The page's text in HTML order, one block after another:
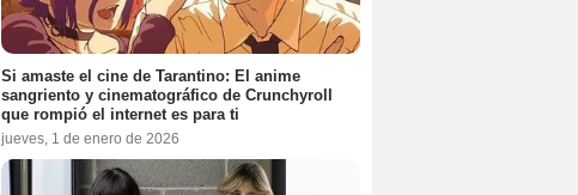
Si amaste el cine de Tarantino: El anime
sangriento y cinematográfico de Crunchyroll
que rompió el internet es para ti
jueves, 1 de enero de 2026